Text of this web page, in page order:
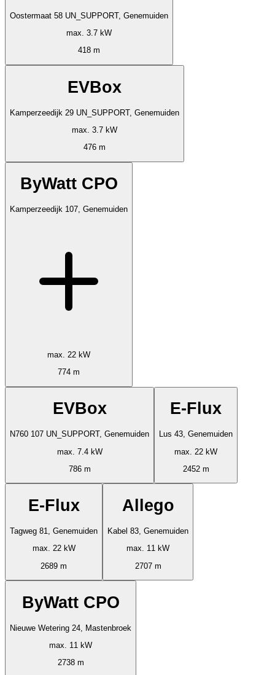
Oostermaat 58 UN_SUPPORT, Genemuiden
max. 3.7 kW
418 m
EVBox
Kamperzeedijk 29 UN_SUPPORT, Genemuiden
max. 3.7 kW
476 m
ByWatt CPO
Kamperzeedijk 107, Genemuiden
max. 22 kW
774 m
EVBox
N760 107 UN_SUPPORT, Genemuiden
max. 7.4 kW
786 m
E-Flux
Lus 43, Genemuiden
max. 22 kW
2452 m
E-Flux
Tagweg 81, Genemuiden
max. 22 kW
2689 m
Allego
Kabel 83, Genemuiden
max. 11 kW
2707 m
ByWatt CPO
Nieuwe Wetering 24, Mastenbroek
max. 11 kW
2738 m